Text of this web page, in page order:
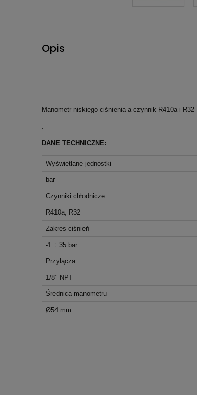
Opis
Manometr niskiego ciśnienia a czynnik R410a i R32
DANE TECHNICZNE:
Wyświetlane jednostki
bar
Czynniki chłodnicze
R410a, R32
Zakres ciśnień
-1 ÷ 35 bar
Przyłącza
1/8" NPT
Średnica manometru
Ø54 mm